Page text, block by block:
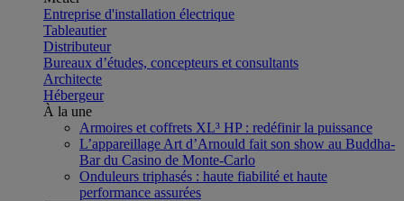
Entreprise d'installation électrique
Tableautier
Distributeur
Bureaux d’études, concepteurs et consultants
Architecte
Hébergeur
À la une
Armoires et coffrets XL³ HP : redéfinir la puissance
L’appareillage Art d’Arnould fait son show au Buddha-
Bar du Casino de Monte-Carlo
Onduleurs triphasés : haute fiabilité et haute
performance assurées